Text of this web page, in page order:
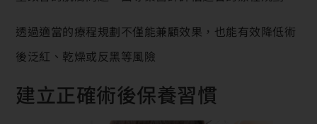
透過適當的療程規劃不僅能兼顧效果，也能有效降低術
後泛紅、乾燥或反黑等風險
建立正確術後保養習慣